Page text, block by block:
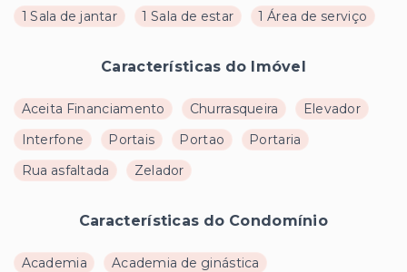
1 Sala de jantar
1 Sala de estar 1 Área de serviço
Características do Imóvel
Aceita Financiamento Churrasqueira
Elevador
Interfone
Portais Portao
Portaria
Rua asfaltada
Zelador
Características do Condomínio
Academia
Academia de ginástica